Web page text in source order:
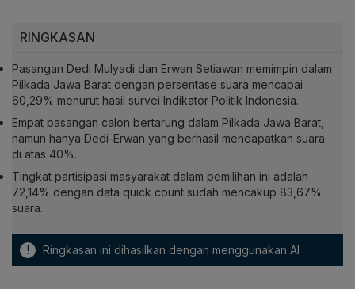
RINGKASAN
Pasangan Dedi Mulyadi dan Erwan Setiawan memimpin dalam
Pilkada Jawa Barat dengan persentase suara mencapai
60,29% menurut hasil survei Indikator Politik Indonesia.
Empat pasangan calon bertarung dalam Pilkada Jawa Barat,
namun hanya Dedi-Erwan yang berhasil mendapatkan suara
di atas 40%.
Tingkat partisipasi masyarakat dalam pemilihan ini adalah
72,14% dengan data quick count sudah mencakup 83,67%
suara.
! Ringkasan ini dihasilkan dengan menggunakan AI